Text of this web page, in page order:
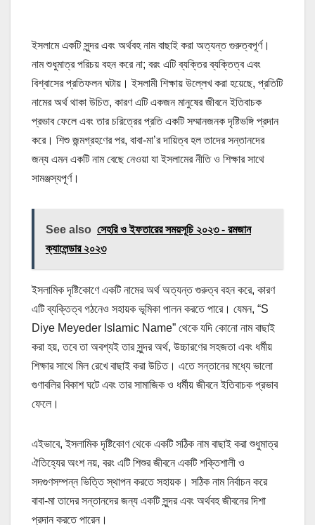
ইসলামে একটি সুন্দর এবং অর্থবহ নাম বাছাই করা অত্যন্ত গুরুত্বপূর্ণ।
নাম শুধুমাত্র পরিচয় বহন করে না; বরং এটি ব্যক্তির ব্যক্তিত্ব এবং
বিশ্বাসের প্রতিফলন ঘটায়। ইসলামী শিক্ষায় উল্লেখ করা হয়েছে, প্রতিটি
নামের অর্থ থাকা উচিত, কারণ এটি একজন মানুষের জীবনে ইতিবাচক
প্রভাব ফেলে এবং তার চরিত্রের প্রতি একটি সম্মানজনক দৃষ্টিভঙ্গি প্রদান
করে। শিশু জন্মগ্রহণের পর, বাবা-মা’র দায়িত্ব হল তাদের সন্তানদের
জন্য এমন একটি নাম বেছে নেওয়া যা ইসলামের নীতি ও শিক্ষার সাথে
সামঞ্জস্যপূর্ণ।
See also সেহরি ও ইফতারের সময়সূচি ২০২৩ - রমজান
ক্যালেন্ডার ২০২৩
ইসলামিক দৃষ্টিকোণে একটি নামের অর্থ অত্যন্ত গুরুত্ব বহন করে, কারণ
এটি ব্যক্তিত্ব গঠনেও সহায়ক ভূমিকা পালন করতে পারে। যেমন, “S
Diye Meyeder Islamic Name” থেকে যদি কোনো নাম বাছাই
করা হয়, তবে তা অবশ্যই তার সুন্দর অর্থ, উচ্চারণের সহজতা এবং ধর্মীয়
শিক্ষার সাথে মিল রেখে বাছাই করা উচিত। এতে সন্তানের মধ্যে ভালো
গুণাবলির বিকাশ ঘটে এবং তার সামাজিক ও ধর্মীয় জীবনে ইতিবাচক প্রভাব
ফেলে।
এইভাবে, ইসলামিক দৃষ্টিকোণ থেকে একটি সঠিক নাম বাছাই করা শুধুমাত্র
ঐতিহ্যের অংশ নয়, বরং এটি শিশুর জীবনে একটি শক্তিশালী ও
সদগুণসম্পন্ন ভিত্তি স্থাপন করতে সহায়ক। সঠিক নাম নির্বাচন করে
বাবা-মা তাদের সন্তানদের জন্য একটি সুন্দর এবং অর্থবহ জীবনের দিশা
প্রদান করতে পারেন।